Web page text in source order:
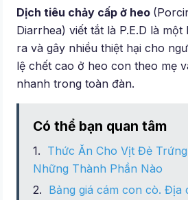
Dịch tiêu chảy cấp ở heo
Diarrhea) viết tắt là P.E.D là
ra và gây nhiều thiệt hại cho
lệ chết cao ở heo con theo mẹ
nhanh trong toàn đàn.
Có thể bạn quan tâm
Thức Ăn Cho Vịt Đẻ
Những Thành Phần Nào
Bảng giá cám con cò. Địa